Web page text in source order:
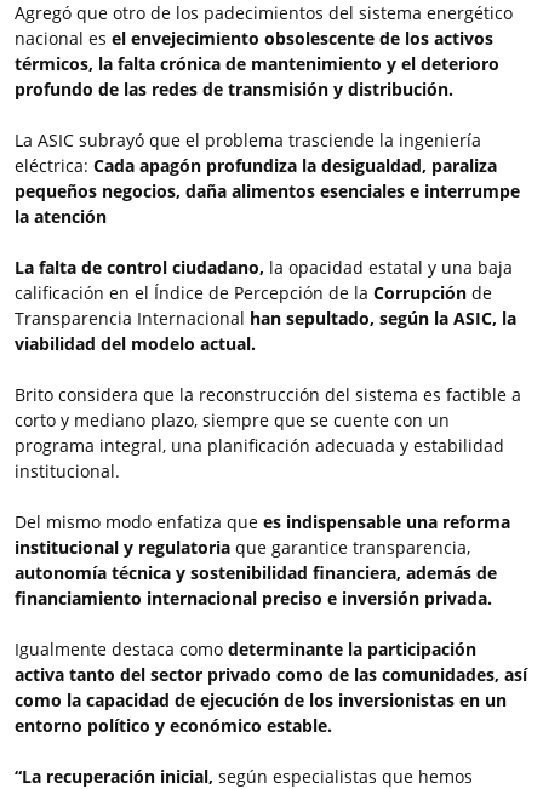
Agregó que otro de los padecimientos del sistema energético
nacional es el envejecimiento obsolescente de los activos
térmicos, la falta crónica de mantenimiento y el deterioro
profundo de las redes de transmisión y distribución.
La ASIC subrayó que el problema trasciende la ingeniería
eléctrica: Cada apagón profundiza la desigualdad, paraliza
pequeños negocios, daña alimentos esenciales e interrumpe
la atención
La falta de control ciudadano, la opacidad estatal y una baja
calificación en el Índice de Percepción de la Corrupción de
Transparencia Internacional han sepultado, según la ASIC, la
viabilidad del modelo actual.
Brito considera que la reconstrucción del sistema es factible a
corto y mediano plazo, siempre que se cuente con un
programa integral, una planificación adecuada y estabilidad
institucional.
Del mismo modo enfatiza que es indispensable una reforma
institucional y regulatoria que garantice transparencia,
autonomía técnica y sostenibilidad financiera, además de
financiamiento internacional preciso e inversión privada.
Igualmente destaca como determinante la participación
activa tanto del sector privado como de las comunidades, así
como la capacidad de ejecución de los inversionistas en un
entorno político y económico estable.
“La recuperación inicial, según especialistas que hemos